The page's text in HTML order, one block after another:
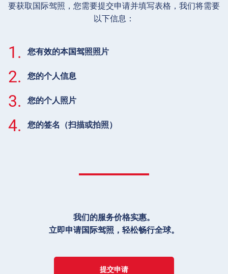
要获取国际驾照，您需要提交申请并填写表格，我们将需要
以下信息：
1. 您有效的本国驾照照片
2. 您的个人信息
3. 您的个人照片
4. 您的签名（扫描或拍照）
我们的服务价格实惠。
立即申请国际驾照，轻松畅行全球。
提交申请